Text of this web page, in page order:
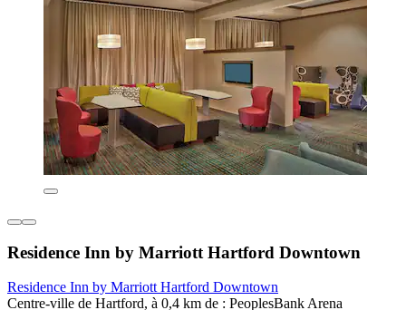
Residence Inn by Marriott Hartford Downtown
Residence Inn by Marriott Hartford Downtown
Centre-ville de Hartford, à 0,4 km de : PeoplesBank Arena